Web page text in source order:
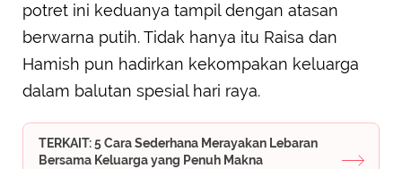
potret ini keduanya tampil dengan atasan
berwarna putih. Tidak hanya itu Raisa dan
Hamish pun hadirkan kekompakan keluarga
dalam balutan spesial hari raya.
TERKAIT: 5 Cara Sederhana Merayakan Lebaran
Bersama Keluarga yang Penuh Makna